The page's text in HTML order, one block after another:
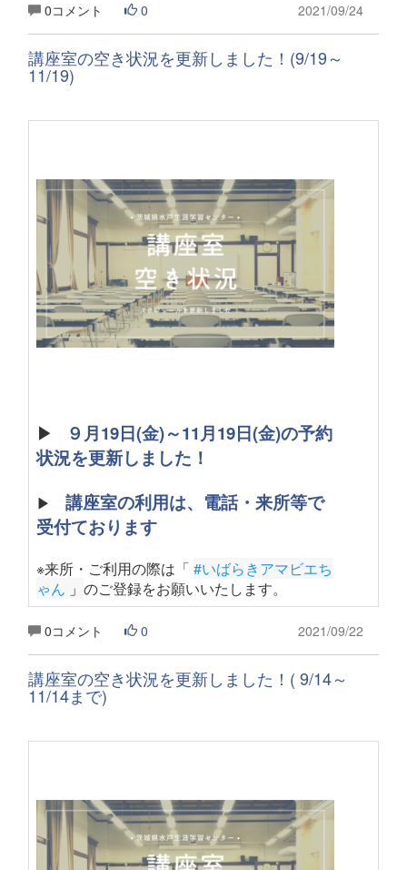
0コメント 0 2021/09/24
講座室の空き状況を更新しました！(9/19～
11/19)
▶
９月19日(金)～11月19日(金)の予約
状況を更新しました！
▶ 講座室の利用は、電話・来所等で
受付ております
※来所・ご利用の際は「 #いばらきアマビエち
ゃん 」 のご登録をお願いいたします。
0コメント 0 2021/09/22
講座室の空き状況を更新しました！( 9/14～
11/14まで)